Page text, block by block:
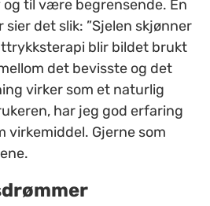
og til være begrensende. En
det slik: ”Sjelen skjønner
blir bildet brukt
det bevisste og det
virker som et naturlig
har jeg god erfaring
virkemiddel. Gjerne som